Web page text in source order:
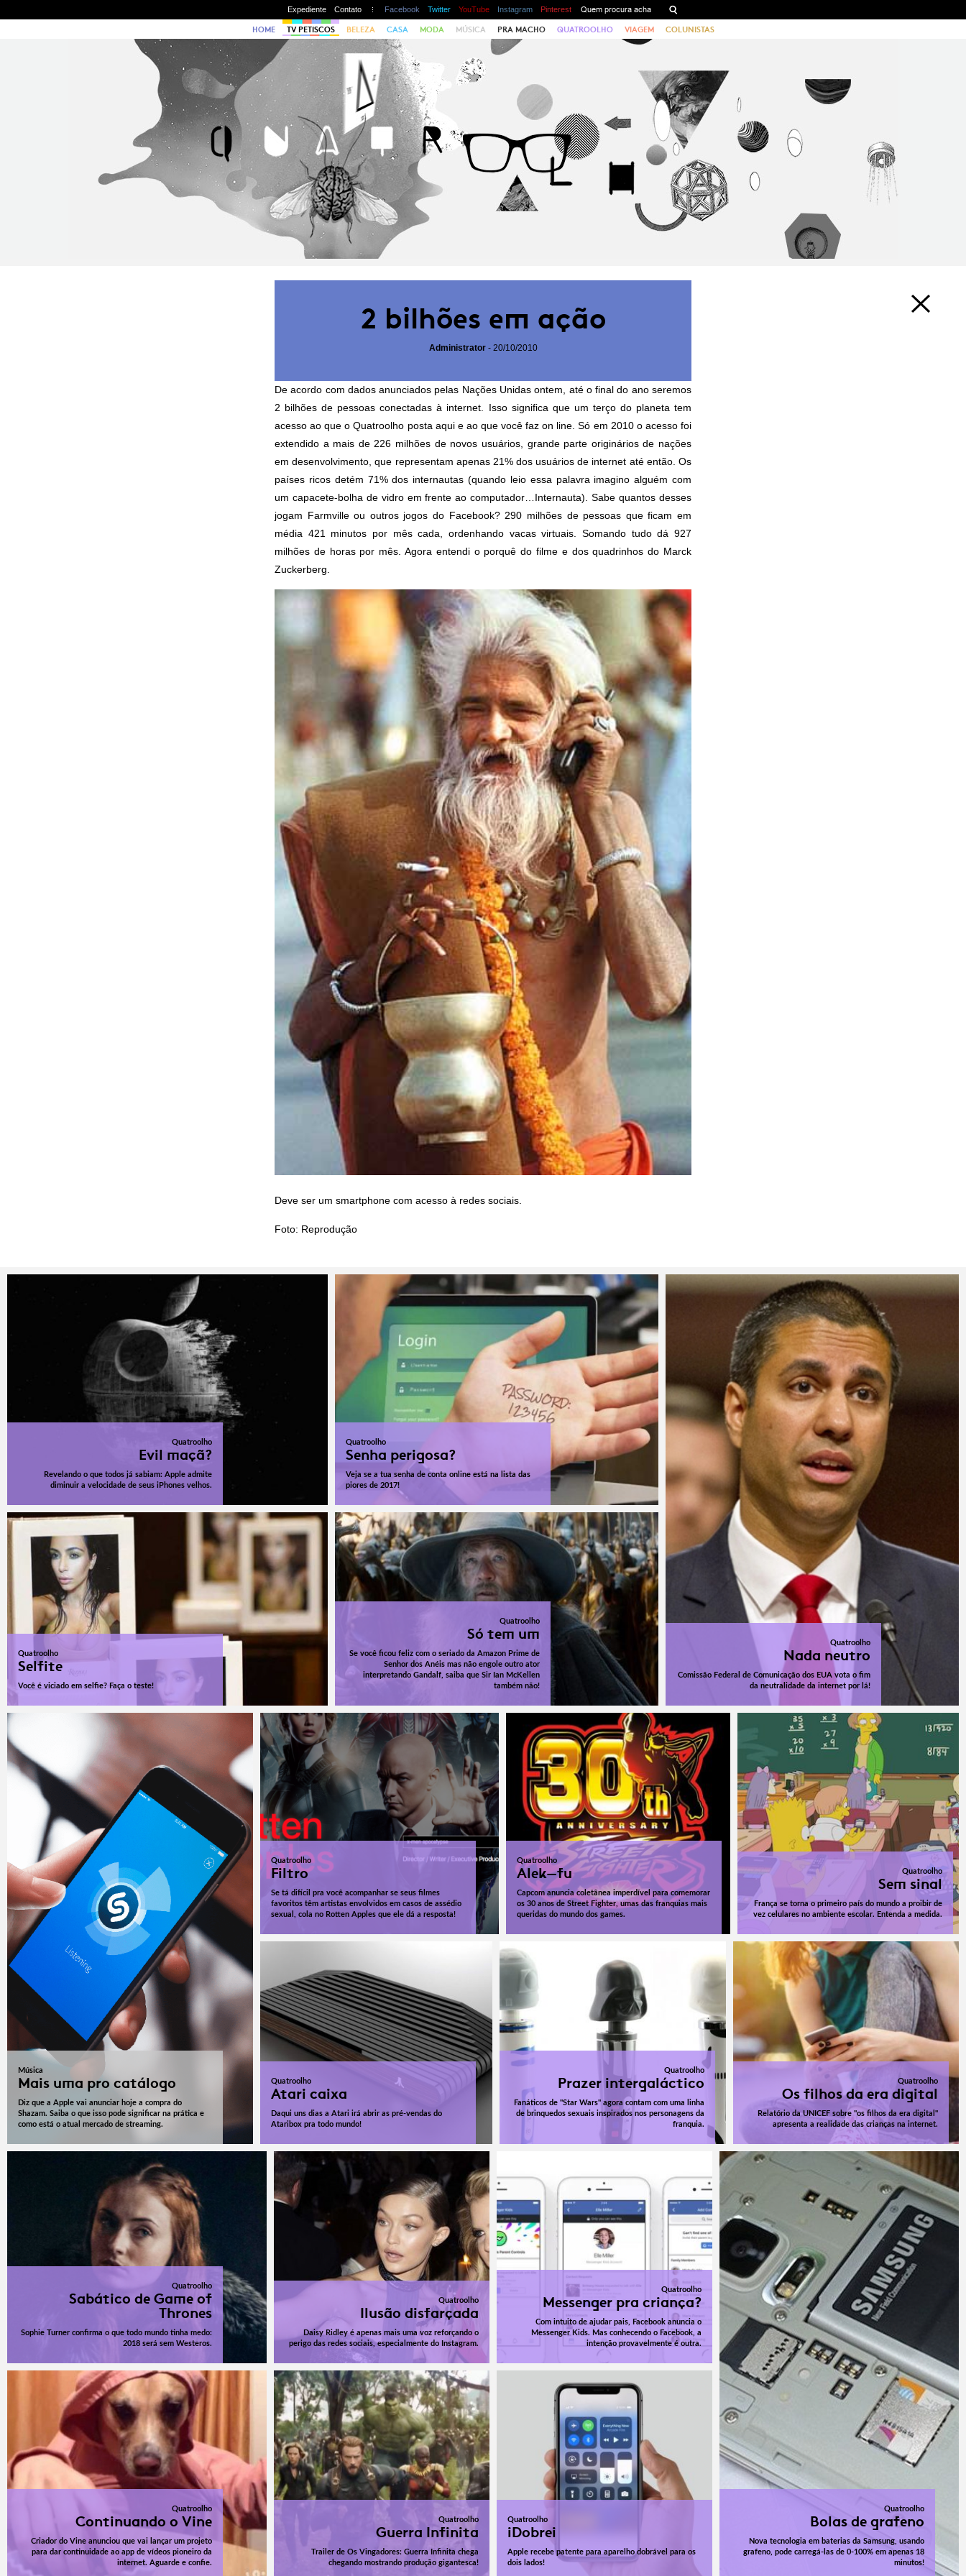
Expediente Contato Facebook Twitter YouTube Instagram Pinterest
HOME TV PETISCOS BELEZA CASA MODA MÚSICA PRA MACHO QUATROOLHO VIAGEM COLUNISTAS
2 bilhões em ação
Administrator- 20/10/2010
De acordo com dados anunciados pelas Nações Unidas ontem, até o final do ano seremos
2 bilhões de pessoas conectadas à internet. Isso significa que um terço do planeta tem
acesso ao que o Quatroolho posta aqui e ao que vocêfaz on line . Só em 2010 o acesso foi
extendido a mais de 226 milhões de novos usuários, grande parte originários de nações
em desenvolvimento, que representam apenas 21% dos usuários de internet até então. Os
países ricos detém 71% dos internautas (quando leio essa palavra imagino alguém com
um capacete-bolha de vidro em frente ao computador…Internauta). Sabe quantos desses
jogam Farmville ou outros jogos do Facebook? 290 milhões de pessoas que ficam em
média 421 minutos por mês cada, ordenhando vacas virtuais. Somando tudo dá 927
milhões de horas por mês. Agora entendi o porquê do filme e dos quadrinhos do Marck
Zuckerberg
Deve ser um smartphone com acesso à redes sociais.
Foto: Reprodução
Quatroolho
Evil maçã?
Revelando o que todos já sabiam: Apple admite
diminuir a velocidade de seus iPhones velhos.
Quatroolho
Senha perigosa?
Veja se a tua senha de conta online está na lista das
piores de 2017!
Quatroolho
Selfite
Você é viciado em selfie? Faça o teste!
Quatroolho
Só tem um
Se você ficou feliz com o seriado da Amazon Prime de
Senhor dos Anéis mas não engole outro ator
interpretando Gandalf, saiba que Sir Ian McKellen
também não!
Quatroolho
Nada neutro
Comissão Federal de Comunicação dos EUA vota o fim
da neutralidade da internet por lá!
Quatroolho
Filtro
Se tá difícil pra você acompanhar se seus filmes
favoritos têm artistas envolvidos em casos de assédio
sexual, cola no Rotten Apples que ele dá a resposta!
Quatroolho
Alek-fu
Capcom anuncia coletânea imperdível para comemorar
os 30 anos de Street Fighter, umas das franquias mais
queridas do mundo dos games.
Quatroolho
Sem sinal
França se torna o primeiro país do mundo a proibir de
vez celulares no ambiente escolar. Entenda a medida.
Quatroolho
Atari caixa
Daqui uns dias a Atari irá abrir as pré-vendas do
Ataribox pra todo mundo!
Quatroolho
Prazer intergaláctico
Fanáticos de "Star Wars" agora contam com uma linha
de brinquedos sexuais inspirados nos personagens da
franquia.
Quatroolho
Os filhos da era digital
Relatório da UNICEF sobre "os filhos da era digital"
apresenta a realidade das crianças na internet.
Música
Mais uma pro catálogo
Diz que a Apple vai anunciar hoje a compra do
Shazam. Saiba o que isso pode significar na prática e
como está o atual mercado de streaming.
Quatroolho
Sabático de Game of
Thrones
Sophie Turner confirma o que todo mundo tinha medo:
2018 será sem Westeros.
Quatroolho
Ilusão disfarçada
Daisy Ridley é apenas mais uma voz reforçando o
perigo das redes sociais, especialmente do Instagram.
Quatroolho
Messenger pra criança?
Com intuito de ajudar pais, Facebook anuncia o
Messenger Kids. Mas conhecendo o Facebook, a
intenção provavelmente é outra.
Quatroolho
Continuando o Vine
Criador do Vine anunciou que vai lançar um projeto
para dar continuidade ao app de vídeos pioneiro da
internet. Aguarde e confie.
Quatroolho
Guerra Infinita
Trailer de Os Vingadores: Guerra Infinita chega
chegando mostrando produção gigantesca!
Quatroolho
iDobrei
Apple recebe patente para aparelho dobrável para os
dois lados!
Quatroolho
Bolas de grafeno
Nova tecnologia em baterias da Samsung, usando
grafeno, pode carregá-las de 0-100% em apenas 18
minutos!